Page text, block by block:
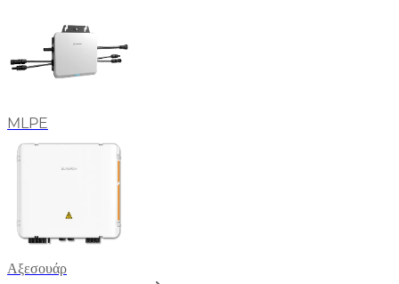
MLPE
Αξεσουάρ